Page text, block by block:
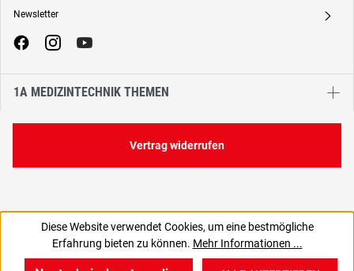
Newsletter A
1A MEDIZINTECHNIK THEMEN
Vertrag widerrufen
Diese Website verwendet Cookies, um eine bestmögliche
Erfahrung bieten zu können. Mehr Informationen ...